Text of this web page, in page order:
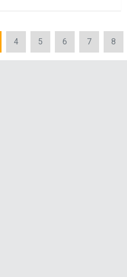
4 5 6 7 8